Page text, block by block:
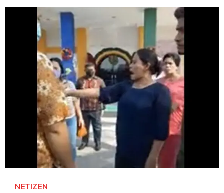
NETIZEN